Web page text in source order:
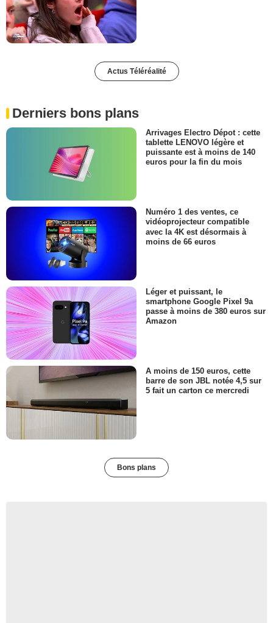
Actus Téléréalité
Derniers bons plans
Arrivages Electro Dépot : cette
tablette LENOVO légère et
puissante est à moins de 140
euros pour la fin du mois
Numéro 1 des ventes, ce
vidéoprojecteur compatible
avec la 4K est désormais à
moins de 66 euros
Léger et puissant, le
smartphone Google Pixel 9a
passe à moins de 380 euros sur
Amazon
A moins de 150 euros, cette
barre de son JBL notée 4,5 sur
5 fait un carton ce mercredi
Bons plans